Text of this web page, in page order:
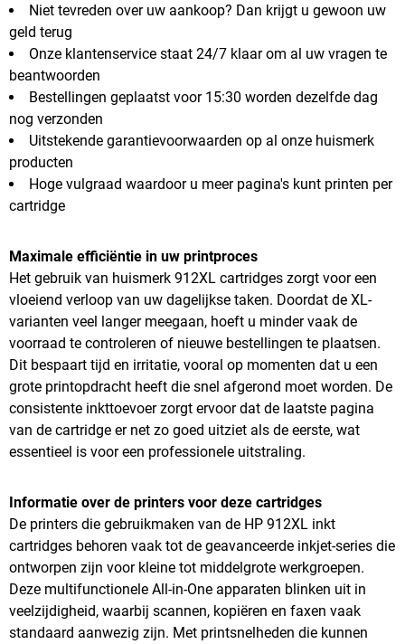
Niet tevreden over uw aankoop? Dan krijgt u gewoon uw
geld terug
Onze klantenservice staat 24/7 klaar om al uw vragen te
beantwoorden
Bestellingen geplaatst voor 15:30 worden dezelfde dag
nog verzonden
Uitstekende garantievoorwaarden op al onze huismerk
producten
Hoge vulgraad waardoor u meer pagina's kunt printen per
cartridge
Maximale efficiëntie in uw printproces
Het gebruik van huismerk 912XL cartridges zorgt voor een
vloeiend verloop van uw dagelijkse taken. Doordat de XL-
varianten veel langer meegaan, hoeft u minder vaak de
voorraad te controleren of nieuwe bestellingen te plaatsen.
Dit bespaart tijd en irritatie, vooral op momenten dat u een
grote printopdracht heeft die snel afgerond moet worden. De
consistente inkttoevoer zorgt ervoor dat de laatste pagina
van de cartridge er net zo goed uitziet als de eerste, wat
essentieel is voor een professionele uitstraling.
Informatie over de printers voor deze cartridges
De printers die gebruikmaken van de HP 912XL inkt
cartridges behoren vaak tot de geavanceerde inkjet-series die
ontworpen zijn voor kleine tot middelgrote werkgroepen.
Deze multifunctionele All-in-One apparaten blinken uit in
veelzijdigheid, waarbij scannen, kopiëren en faxen vaak
standaard aanwezig zijn. Met printsnelheden die kunnen